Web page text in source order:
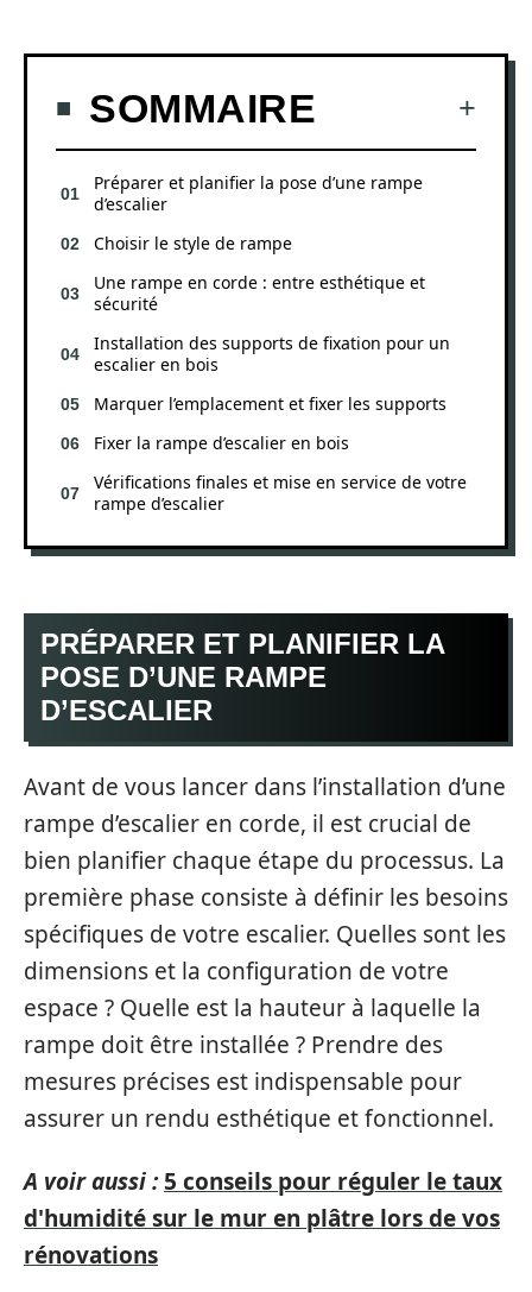
SOMMAIRE
Préparer et planifier la pose d’une rampe
d’escalier
Choisir le style de rampe
Une rampe en corde : entre esthétique et
sécurité
Installation des supports de fixation pour un
escalier en bois
Marquer l’emplacement et fixer les supports
Fixer la rampe d’escalier en bois
Vérifications finales et mise en service de votre
rampe d’escalier
PRÉPARER ET PLANIFIER LA
POSE D’UNE RAMPE
D’ESCALIER
Avant de vous lancer dans l’installation d’une
rampe d’escalier en corde, il est crucial de
bien planifier chaque étape du processus. La
première phase consiste à définir les besoins
spécifiques de votre escalier. Quelles sont les
dimensions et la configuration de votre
espace ? Quelle est la hauteur à laquelle la
rampe doit être installée ? Prendre des
mesures précises est indispensable pour
assurer un rendu esthétique et fonctionnel.
A voir aussi : 5 conseils pour réguler le taux
d'humidité sur le mur en plâtre lors de vos
rénovations